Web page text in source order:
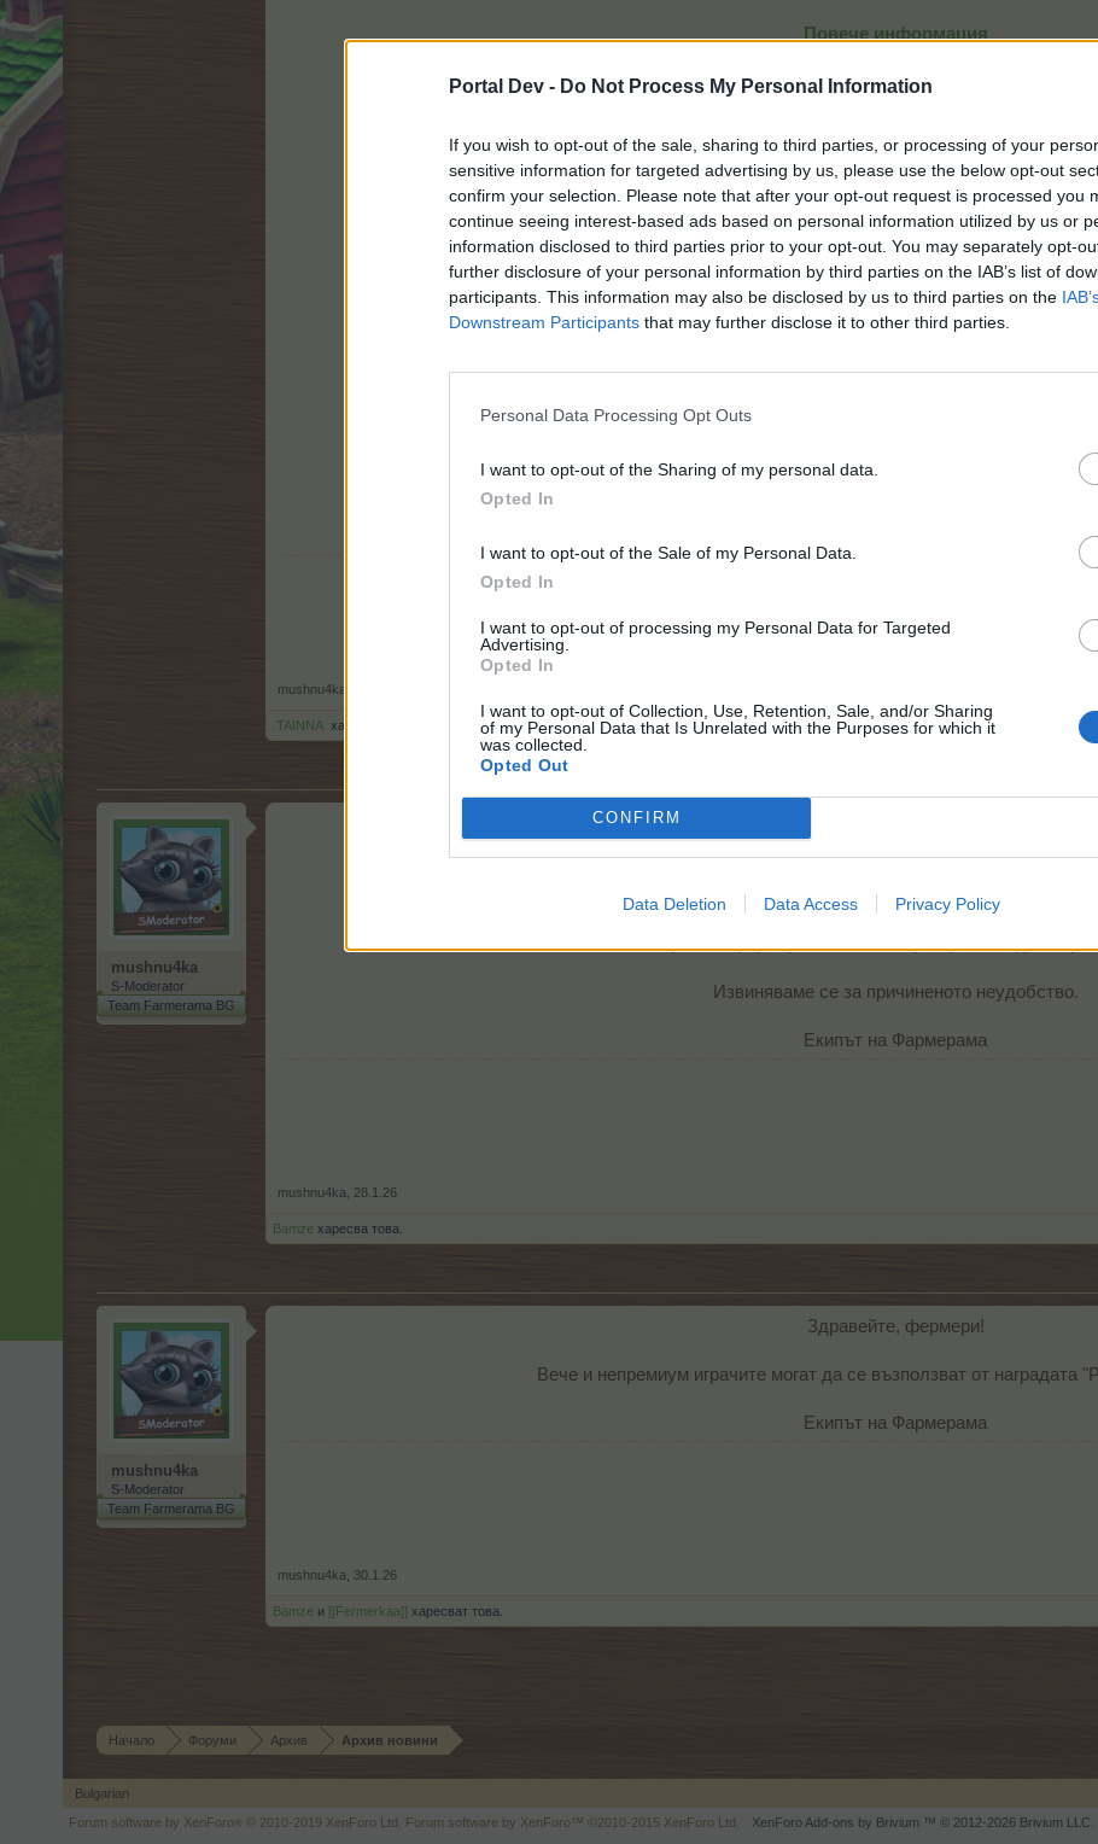
Portal Dev - Do Not Process My Personal Information
If you wish to opt-out of the sale, sharing to third parties, or processing of your
sensitive information for targeted advertising by us, please use the below opt-out
confirm your selection. Please note that after your opt-out request is processed you
continue seeing interest-based ads based on personal information utilized by us or
information disclosed to third parties prior to your opt-out. You may separately opt-
further disclosure of your personal information by third parties on the IAB’s list of
participants. This information may also be disclosed by us to third parties on the
Downstream Participants that may further disclose it to other third parties.
Personal Data Processing Opt Outs
I want to opt-out of the Sharing of my personal data.
Opted In
I want to opt-out of the Sale of my Personal Data.
Opted In
I want to opt-out of processing my Personal Data for Targeted
Advertising.
Opted In
I want to opt-out of Collection, Use, Retention, Sale, and/or Sharing
of my Personal Data that Is Unrelated with the Purposes for which it
was collected.
Opted Out
CONFIRM
Data Deletion Data Access Privacy Policy
Повече информация
mushnu4ka
.TAINNA. харесва това.
mushnu4ka
S-Moderator
Team Farmerama BG
Играчите, които в момента нямат закупен премиум, не могат да използват
Предстои корекция, която ще позволи и на непремиум играчите да
Извиняваме се за причиненото неудобство.
Екипът на Фармерама​
mushnu4ka 28.1.26
Bamze харесва това.
mushnu4ka
S-Moderator
Team Farmerama BG
Здравейте, фермери!
Вече и непремиум играчите могат да се възползват от наградата
Екипът на Фармерама​
mushnu4ka 30.1.26
Bamze и [[Fermerkaa]] харесват това.
Начало Форуми Архив Архив новини
Bulgarian
Forum software by XenForo ® © 2010-2019 XenForo Ltd. Forum software by XenForo™ ©2010-2015 XenForo Ltd. XenForo Add-ons by Brivium ™ © 2012-2026 Brivium LLC.